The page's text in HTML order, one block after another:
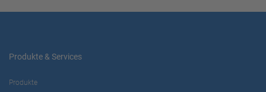
Produkte & Services
Produkte